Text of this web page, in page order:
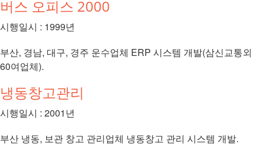
버스 오피스 2000
시행일시 : 1999년
부산, 경남, 대구, 경주 운수업체 ERP 시스템 개발(삼신교통외
60여업체).
냉동창고관리
시행일시 : 2001년
부산 냉동, 보관 창고 관리업체 냉동창고 관리 시스템 개발.